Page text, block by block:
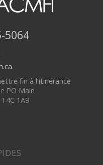
5064
fin à l'itinérance
PO Main
1A9